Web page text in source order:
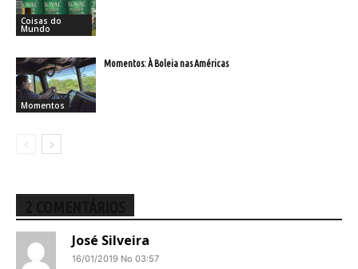
Coisas do
Mundo
Momentos
Momentos: À Boleia nas Américas
José Silveira
16/01/2019 No 03:57